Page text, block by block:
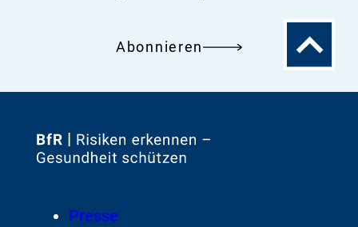
Abonnieren
Zum
Zur
FooterPresse